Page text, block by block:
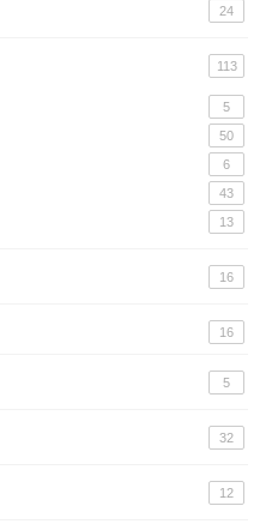
24
113
5
50
6
43
13
16
16
5
32
12